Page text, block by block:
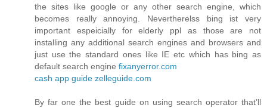
the sites like google or any other search engine, which
becomes really annoying. Nevertherelss bing ist very
important espeicially for elderly ppl as those are not
installing any additional search engines and browsers and
just use the standard ones like IE etc which has bing as
default search engine fixanyerror.com
cash app guide zelleguide.com
By far one the best guide on using search operator that’ll